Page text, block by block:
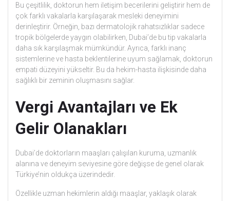
Bu çeşitlilik, doktorun hem iletişim becerilerini geliştirir hem de
çok farklı vakalarla karşılaşarak mesleki deneyimini
derinleştirir. Örneğin, bazı dermatolojik rahatsızlıklar sadece
tropik bölgelerde yaygın olabilirken, Dubai’de bu tip vakalarla
daha sık karşılaşmak mümkündür. Ayrıca, farklı inanç
sistemlerine ve hasta beklentilerine uyum sağlamak, doktorun
empati düzeyini yükseltir. Bu da hekim-hasta ilişkisinde daha
sağlıklı bir zeminin oluşmasını sağlar.
Vergi Avantajları ve Ek
Gelir Olanakları
Dubai’de doktorların maaşları çalışılan kuruma, uzmanlık
alanına ve deneyim seviyesine göre değişse de genel olarak
Türkiye’nin oldukça üzerindedir.
Özellikle uzman hekimlerin aldığı maaşlar, yaklaşık olarak